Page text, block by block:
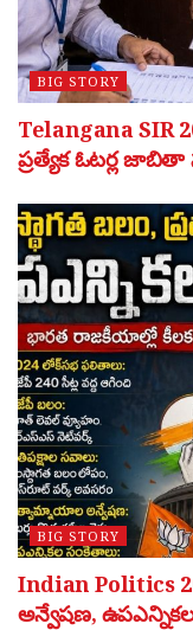
BIG STORY
Telangana SIR
ప్రత్యేక ఓటర్ల జాబితా
BIG STORY
Indian Politics
అన్వేషణ,